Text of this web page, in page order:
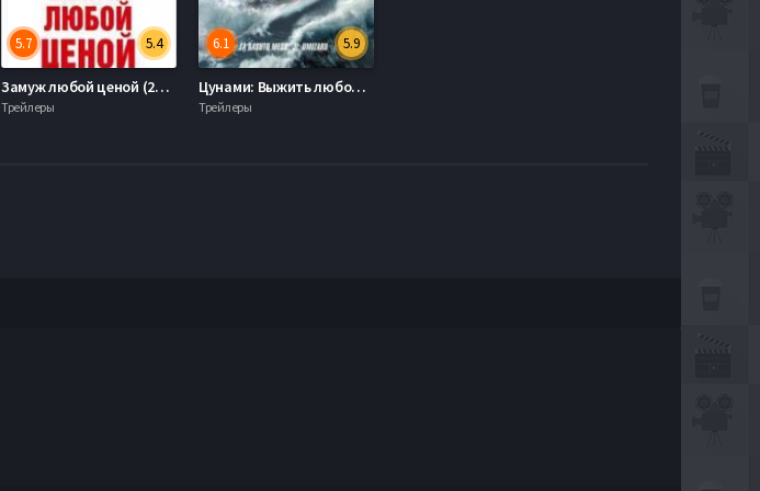
5.4
5.7
Замуж любой ценой (2015)
Трейлеры
5.9
6.1
Цунами: Выжить любой ценой (2010)
Трейлеры